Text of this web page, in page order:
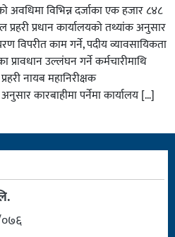
अवधिमा विभिन्न दर्जाका एक हजार ८४८
प्रहरी प्रधान कार्यालयको तथ्यांक अनुसार
विपरीत काम गर्ने, पदीय व्यावसायिकता
प्रावधान उल्लंघन गर्ने कर्मचारीमाथि
नायब महानिरीक्षक
कारबाहीमा पर्नेमा कार्यालय […]